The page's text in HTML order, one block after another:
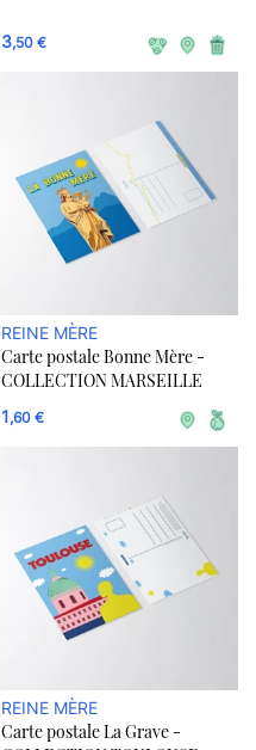
3,50 €
REINE MÈRE
Carte postale Bonne Mère -
COLLECTION MARSEILLE
1,60 €
REINE MÈRE
Carte postale La Grave -